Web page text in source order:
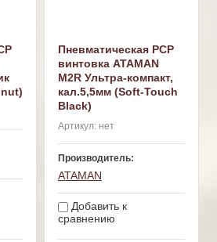
Пневматическая PCP
винтовка ATAMAN
M2R Ультра-компакт,
кал.5,5мм (Soft-Touch
Black)
Артикул:нет
Производитель:
ATAMAN
Добавить к
сравнению